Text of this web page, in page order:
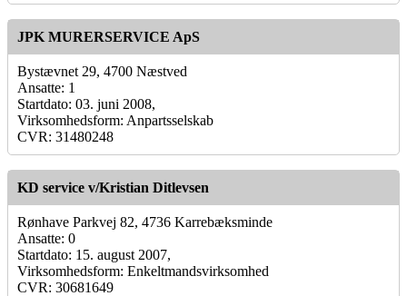
JPK MURERSERVICE ApS
Bystævnet 29, 4700 Næstved
Ansatte: 1
Startdato: 03. juni 2008,
Virksomhedsform: Anpartsselskab
CVR: 31480248
KD service v/Kristian Ditlevsen
Rønhave Parkvej 82, 4736 Karrebæksminde
Ansatte: 0
Startdato: 15. august 2007,
Virksomhedsform: Enkeltmandsvirksomhed
CVR: 30681649